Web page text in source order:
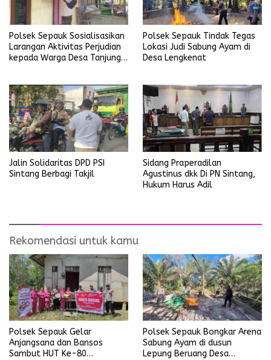
Polsek Sepauk Sosialisasikan
Larangan Aktivitas Perjudian
kepada Warga Desa Tanjung
Polsek Sepauk Tindak Tegas
Lokasi Judi Sabung Ayam di
Desa Lengkenat
Jalin Solidaritas DPD PSI
Sintang Berbagi Takjil
Sidang Praperadilan
Agustinus dkk Di PN Sintang,
Hukum Harus Adil
Rekomendasi untuk kamu
Polsek Sepauk Gelar
Anjangsana dan Bansos
Sambut HUT Ke-80
Polsek Sepauk Bongkar Arena
Sabung Ayam di dusun
Lepung Beruang Desa